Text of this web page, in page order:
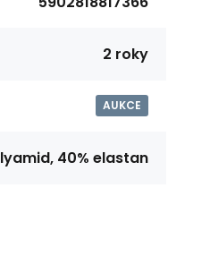
2 roky
AUKCE
40% elastan